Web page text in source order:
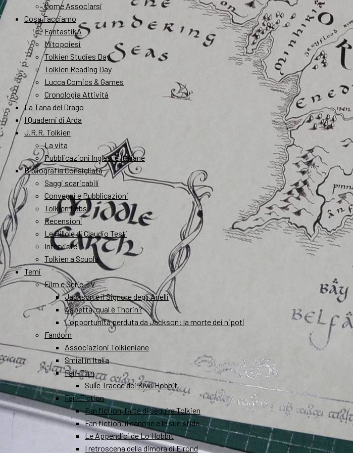
Come Associarsi
Cosa Facciamo
FantastikA
Mitopoiesi
Tolkien Studies Day
Tolkien Reading Day
Lucca Comics & Games
Cronologia Attività
La Tana del Drago
I Quaderni di Arda
J.R.R. Tolkien
La vita
Pubblicazioni Inglesi e Italiane
Bibliografia Consigliata
Saggi scaricabili
Convegni e Pubblicazioni
Tolkien Labs
Recensioni
Le Pillole di Claudio Testi
Interviste
Tolkien a Scuola
Temi
Film e Serie-TV
Jackson e il Signore degli Anelli
Aspetta, qual è Thorin?
L’opportunità perduta da Jackson: la morte dei nipoti
Fandom
Associazioni Tolkieniane
Smial in Italia
Fan-Film
Sulle Tracce dei Kiwi Hobbit
Fan-Fiction
Fan fiction, l’arte di seguire Tolkien
Fan fiction, il canone e le sue sfide
Le Appendici de Lo Hobbit
I retroscena della dimora di Elrond